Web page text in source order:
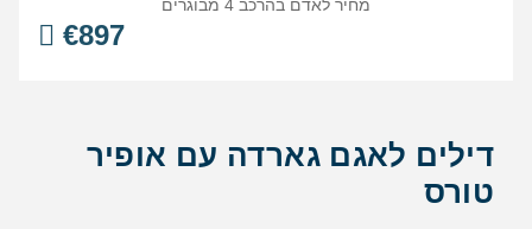
€897
מחיר לאדם בהרכב 4 מבוגרים
דילים לאגם גארדה עם אופיר
טורס